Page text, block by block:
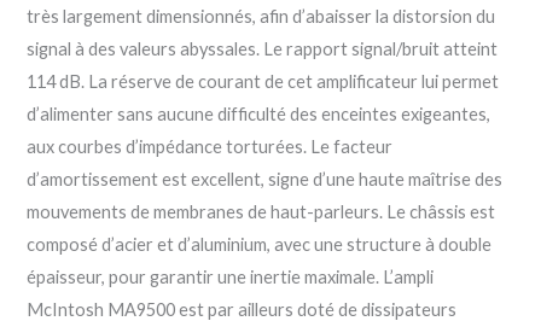
très largement dimensionnés, afin d’abaisser la distorsion du
signal à des valeurs abyssales. Le rapport signal/bruit atteint
114 dB. La réserve de courant de cet amplificateur lui permet
d’alimenter sans aucune difficulté des enceintes exigeantes,
aux courbes d’impédance torturées. Le facteur
d’amortissement est excellent, signe d’une haute maîtrise des
mouvements de membranes de haut-parleurs. Le châssis est
composé d’acier et d’aluminium, avec une structure à double
épaisseur, pour garantir une inertie maximale. L’ampli
McIntosh MA9500 est par ailleurs doté de dissipateurs